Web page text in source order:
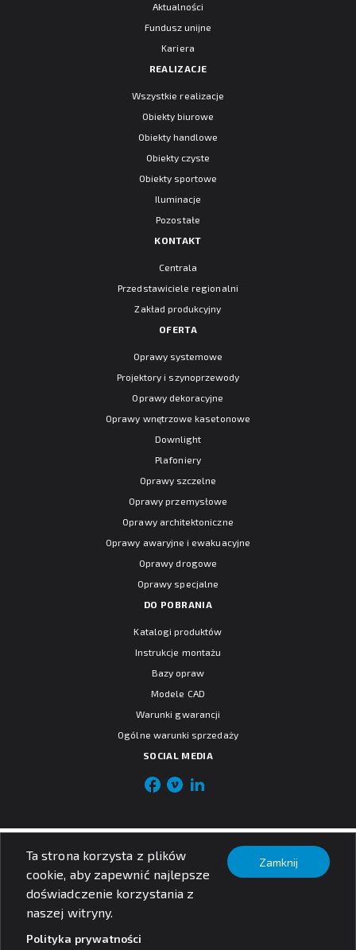
Ta strona korzysta z plików
cookie, aby zapewnić najlepsze
doświadczenie korzystania z
naszej witryny.
Polityka prywatności
Zamknij
Aktualności
Fundusz unijne
Kariera
REALIZACJE
Wszystkie realizacje
Obiekty biurowe
Obiekty handlowe
Obiekty czyste
Obiekty sportowe
Iluminacje
Pozostałe
KONTAKT
Centrala
Przedstawiciele regionalni
Zakład produkcyjny
OFERTA
Oprawy systemowe
Projektory i szynoprzewody
Oprawy dekoracyjne
Oprawy wnętrzowe kasetonowe
Downlight
Plafoniery
Oprawy szczelne
Oprawy przemysłowe
Oprawy architektoniczne
Oprawy awaryjne i ewakuacyjne
Oprawy drogowe
Oprawy specjalne
DO POBRANIA
Katalogi produktów
Instrukcje montażu
Bazy opraw
Modele CAD
Warunki gwarancji
Ogólne warunki sprzedaży
SOCIAL MEDIA
© PXF Lighting sp. z o.o.
Nota prawna
Polityka prywatności